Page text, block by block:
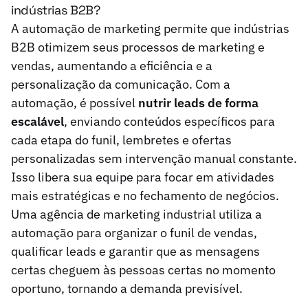
indústrias B2B?
A automação de marketing permite que indústrias
B2B otimizem seus processos de marketing e
vendas, aumentando a eficiência e a
personalização da comunicação. Com a
automação, é possível nutrir leads de forma
escalável, enviando conteúdos específicos para
cada etapa do funil, lembretes e ofertas
personalizadas sem intervenção manual constante.
Isso libera sua equipe para focar em atividades
mais estratégicas e no fechamento de negócios.
Uma agência de marketing industrial utiliza a
automação para organizar o funil de vendas,
qualificar leads e garantir que as mensagens
certas cheguem às pessoas certas no momento
oportuno, tornando a demanda previsível.